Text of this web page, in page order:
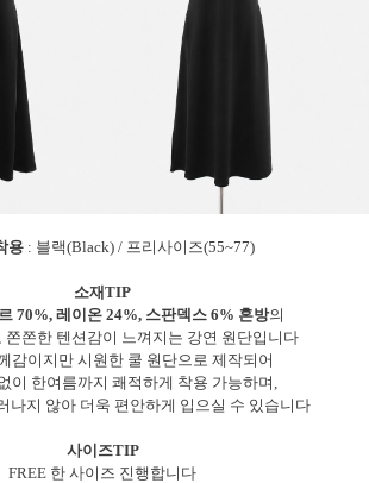
용 : 블랙(Black) / 프리사이즈(55~77)
소재TIP
70%, 레이온 24%, 스판덱스 6% 혼방의
쫀쫀한 텐션감이 느껴지는 강연 원단입니다
감이지만 시원한 쿨 원단으로 제작되어
이 한여름까지 쾌적하게 착용 가능하며,
나지 않아 더욱 편안하게 입으실 수 있습니다
사이즈TIP
FREE 한 사이즈 진행합니다